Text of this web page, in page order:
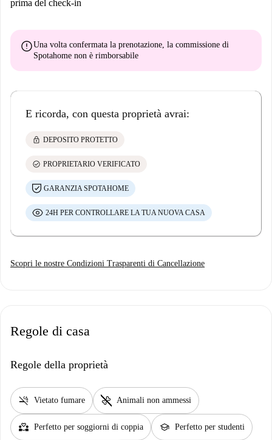
prima del check-in
errorUna volta confermata la prenotazione, la commissione di
Spotahome non è rimborsabile
E ricorda, con questa proprietà avrai:
lock DEPOSITO PROTETTO
check_circle PROPRIETARIO VERIFICATO
GARANZIA SPOTAHOME
24H PER CONTROLLARE LA TUA NUOVA CASA
Scopri le nostre Condizioni Trasparenti di Cancellazione
Regole di casa
Regole della proprietà
smoke_free Vietato fumare pet_supplies Animali non ammessi
partner_heart Perfetto per soggiorni di coppia school Perfetto per studenti